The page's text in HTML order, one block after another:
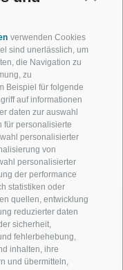
verwenden Cookies
sind unerlässlich, um
die Navigation zu
zu
Beispiel für folgende
auf informationen
daten zur auswahl
für personalisierte
personalisierter
von
personalisierter
der performance
statistiken oder
quellen, entwicklung
reduzierter daten
sicherheit,
fehlerbehebung,
inhalten, ihre
und übermitteln,
Vorerst
schon auf Ihren
Heiserhof
SPORT UND